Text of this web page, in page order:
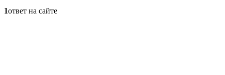
1ответ на сайте